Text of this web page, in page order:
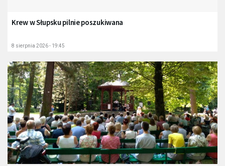
Krew w Słupsku pilnie poszukiwana
8 sierpnia 2026 - 19:45